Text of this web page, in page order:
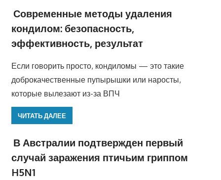
Современные методы удаления
кондилом: безопасность,
эффективность, результат
Если говорить просто, кондиломы — это такие
доброкачественные пупырышки или наросты,
которые вылезают из-за ВПЧ
ЧИТАТЬ ДАЛЕЕ
В Австралии подтвержден первый
случай заражения птичьим гриппом
H5N1